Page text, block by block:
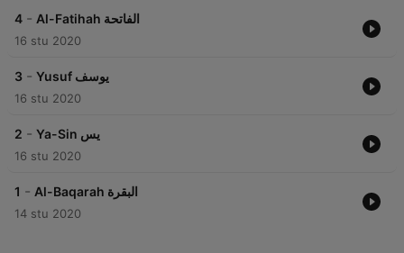
4 - Al-Fatihah الفاتحة
16 stu 2020
3 - Yusuf يوسف
16 stu 2020
2 - Ya-Sin يس
16 stu 2020
1 - Al-Baqarah البقرة
14 stu 2020